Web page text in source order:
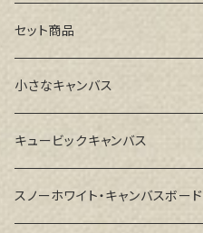
セット商品
小さなキャンバス
キュービックキャンバス
スノーホワイト・キャンバスボード